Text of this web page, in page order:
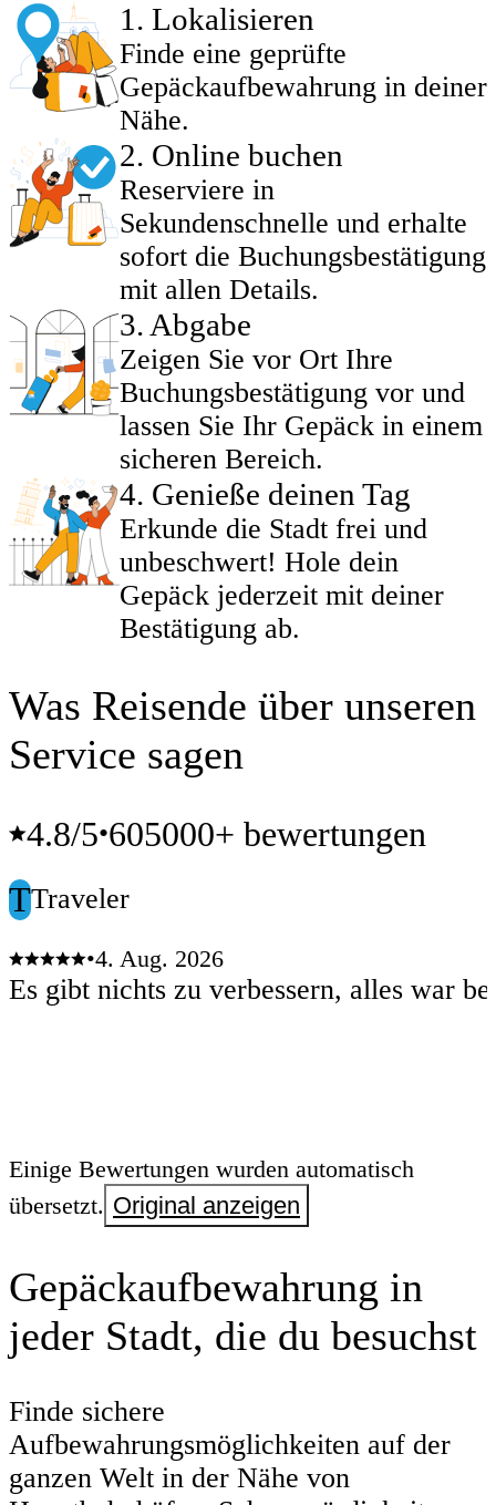
1 . Lokalisieren
Finde eine geprüfte
Gepäckaufbewahrung in deiner
Nähe.
2. Online buchen
Reserviere in
Sekundenschnelle und erhalte
sofort die Buchungsbestätigung
mit allen Details.
3. Abgabe
Zeigen Sie vor Ort Ihre
Buchungsbestätigung vor und
lassen Sie Ihr Gepäck in einem
sicheren Bereich.
4. Genieße deinen Tag
Erkunde die Stadt frei und
unbeschwert! Hole dein
Gepäck jederzeit mit deiner
Bestätigung ab.
Was Reisende über unseren
Service sagen
4.8/5•605000+ bewertungen
TTraveler
•4. Aug. 2026
Es gibt nichts zu verbessern, alles war
Einige Bewertungen wurden automatisch
übersetzt. Original anzeigen
Gepäckaufbewahrung in
jeder Stadt, die du besuchst
Finde sichere
Aufbewahrungsmöglichkeiten auf der
ganzen Welt in der Nähe von